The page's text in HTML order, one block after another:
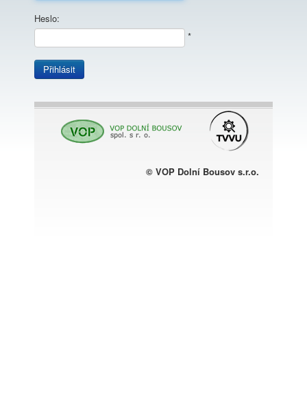
Heslo:
*
Přihlásit
© VOP Dolní Bousov s.r.o.